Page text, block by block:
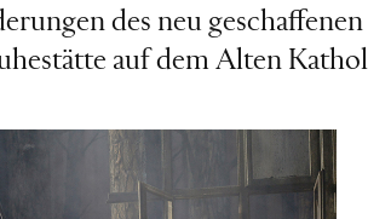
des neu
auf dem Alten